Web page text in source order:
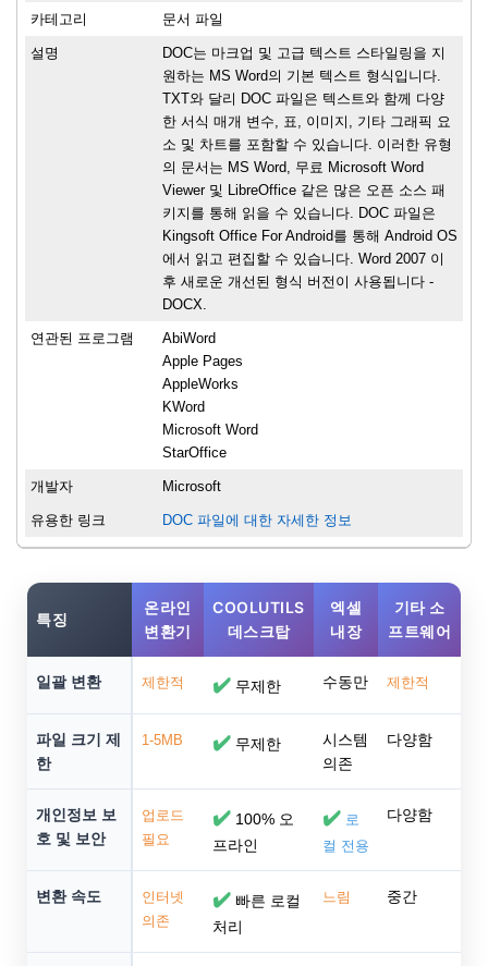
카테고리 문서 파일
설명
DOC는 마크업 및 고급 텍스트 스타일링을 지
원하는 MS Word의 기본 텍스트 형식입니다.
TXT와 달리 DOC 파일은 텍스트와 함께 다양
한 서식 매개 변수, 표, 이미지, 기타 그래픽 요
소 및 차트를 포함할 수 있습니다. 이러한 유형
의 문서는 MS Word, 무료 Microsoft Word
Viewer 및 LibreOffice 같은 많은 오픈 소스 패
키지를 통해 읽을 수 있습니다. DOC 파일은
Kingsoft Office For Android를 통해 Android OS
에서 읽고 편집할 수 있습니다. Word 2007 이
후 새로운 개선된 형식 버전이 사용됩니다 -
DOCX.
연관된 프로그램
AbiWord
Apple Pages
AppleWorks
KWord
Microsoft Word
StarOffice
개발자 Microsoft
유용한 링크 DOC 파일에 대한 자세한 정보
특징
온라인
변환기
COOLUTILS
데스크탑
엑셀
내장
기타 소
프트웨어
일괄 변환 제한적 ✔️ 무제한 수동만 제한적
파일 크기 제
한
1-5MB ✔️ 무제한
시스템
의존
다양함
개인정보 보
호 및 보안
업로드
필요
✔️ 100% 오
프라인
✔️ 로
컬 전용
다양함
변환 속도
인터넷
의존
✔️ 빠른 로컬
처리
느림 중간